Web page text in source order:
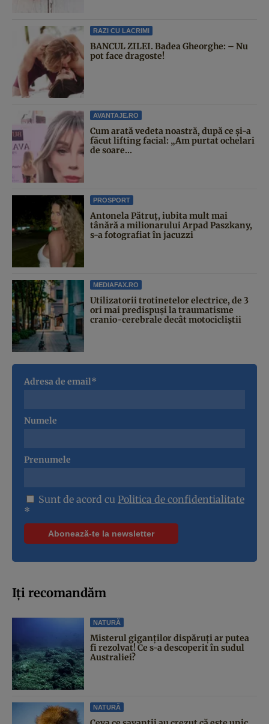
RAZI CU LACRIMI
BANCUL ZILEI. Badea Gheorghe: – Nu
pot face dragoste!
AVANTAJE.RO
Cum arată vedeta noastră, după ce și-a
făcut lifting facial: „Am purtat ochelari
de soare...
PROSPORT
Antonela Pătruț, iubita mult mai
tânără a milionarului Arpad Paszkany,
s-a fotografiat în jacuzzi
MEDIAFAX.RO
Utilizatorii trotinetelor electrice, de 3
ori mai predispuși la traumatisme
cranio-cerebrale decât motocicliștii
Adresa de email*
Numele
Prenumele
Sunt de acord cu Politica de confidentialitate
*
Iți recomandăm
NATURĂ
Misterul giganților dispăruți ar putea
fi rezolvat! Ce s-a descoperit în sudul
Australiei?
NATURĂ